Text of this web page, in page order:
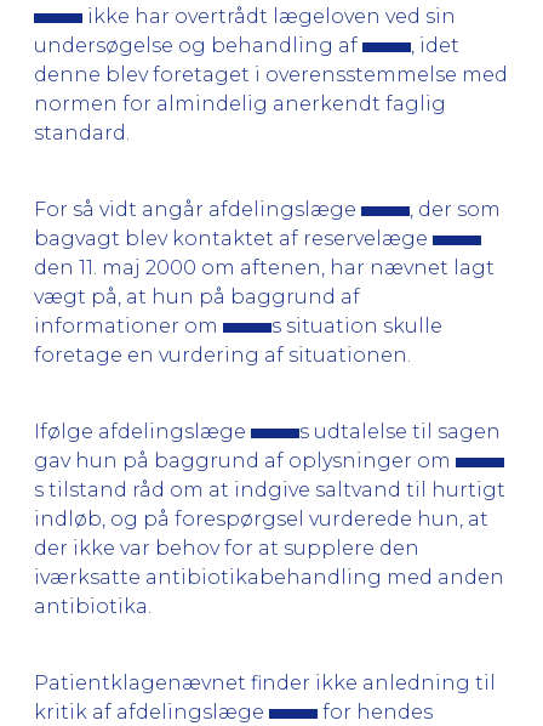
ikke har overtrådt lægeloven ved sin
undersøgelse og behandling af
, idet
denne blev foretaget i overensstemmelse med
normen for almindelig anerkendt faglig
standard.
For så vidt angår afdelingslæge
, der som
bagvagt blev kontaktet af reservelæge
den 11. maj 2000 om aftenen, har nævnet lagt
vægt på, at hun på baggrund af
informationer om
s situation skulle
foretage en vurdering af situationen.
Ifølge afdelingslæge
s udtalelse til sagen
gav hun på baggrund af oplysninger om
s tilstand råd om at indgive saltvand til hurtigt
indløb, og på forespørgsel vurderede hun, at
der ikke var behov for at supplere den
iværksatte antibiotikabehandling med anden
antibiotika.
Patientklagenævnet finder ikke anledning til
kritik af afdelingslæge
for hendes